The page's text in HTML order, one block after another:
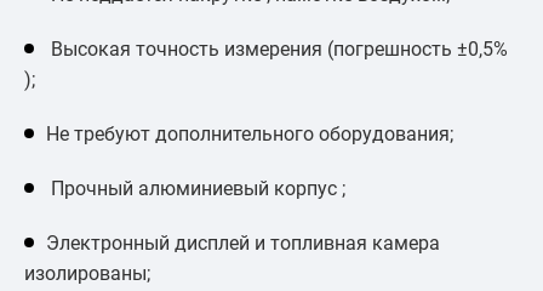
Высокая точность измерения (погрешность ±0,5%
);
Не требуют дополнительного оборудования;
Прочный алюминиевый корпус ;
Электронный дисплей и топливная камера
изолированы;